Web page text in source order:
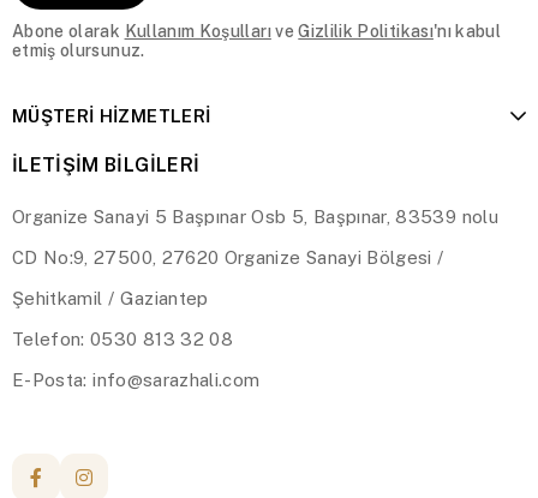
modelleri, hem estetik hem ekonomik çözümler
arayan kullanıcılar için cazip alternatifler sunar.
Uygun fiyat politikası sayesinde her bütçeye hitap
Abone olarak Kullanım KoşullarıveGizlilik Politikası'nı kabul
etmiş olursunuz.
MÜŞTERİ HİZMETLERİ
İLETİŞİM BİLGİLERİ
Organize Sanayi 5 Başpınar Osb 5, Başpınar, 83539 nolu
CD No:9, 27500, 27620 Organize Sanayi Bölgesi /
Şehitkamil / Gaziantep
Telefon: 0530 813 32 08
E-Posta:info@sarazhali.com